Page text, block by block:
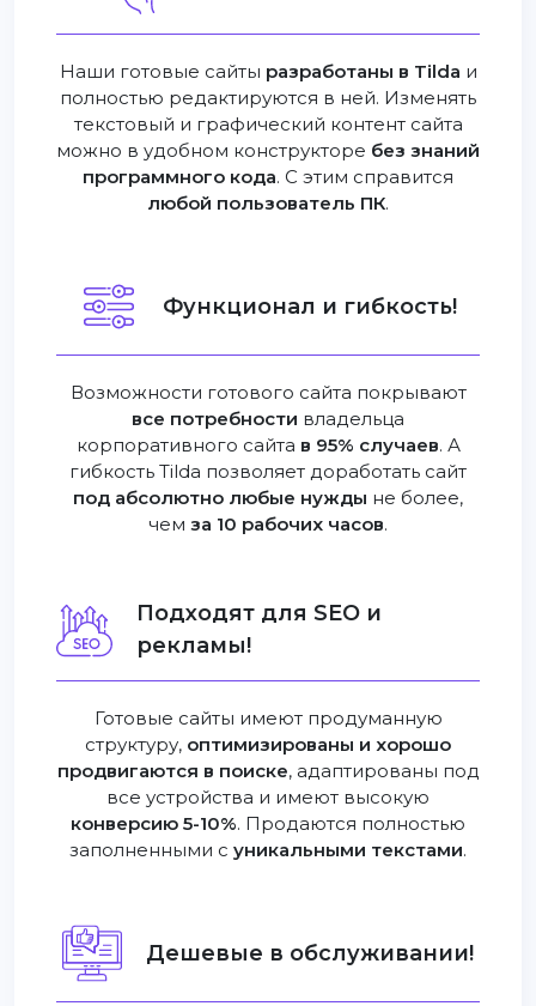
Наши готовые сайты разработаны в Tilda и
полностью редактируются в ней. Изменять
текстовый и графический контент сайта
можно в удобном конструкторе без знаний
программного кода. С этим справится
любой пользователь ПК.
Функционал и гибкость!
Возможности готового сайта покрывают
все потребности владельца
корпоративного сайта в 95% случаев. А
гибкость Tilda позволяет доработать сайт
под абсолютно любые нужды не более,
чем за 10 рабочих часов.
Подходят для SEO и
рекламы!
Готовые сайты имеют продуманную
структуру, оптимизированы и хорошо
продвигаются в поиске, адаптированы под
все устройства и имеют высокую
конверсию 5-10%. Продаются полностью
заполненными с уникальными текстами.
Дешевые в обслуживании!